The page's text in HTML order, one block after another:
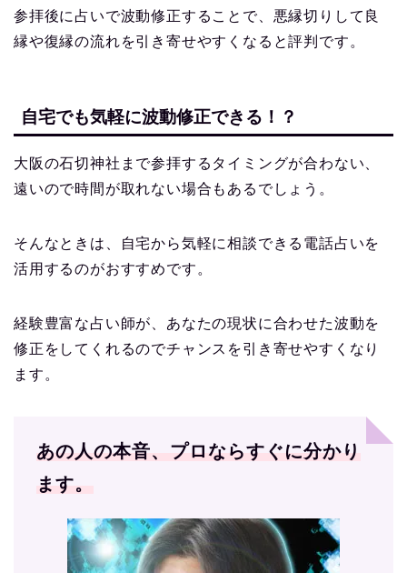
参拝後に占いで波動修正することで、悪縁切りして良
縁や復縁の流れを引き寄せやすくなると評判です。
自宅でも気軽に波動修正できる！？
大阪の石切神社まで参拝するタイミングが合わない、
遠いので時間が取れない場合もあるでしょう。
そんなときは、自宅から気軽に相談できる電話占いを
活用するのがおすすめです。
経験豊富な占い師が、あなたの現状に合わせた波動を
修正をしてくれるのでチャンスを引き寄せやすくなり
ます。
あの人の本音、プロならすぐに分かり
ます。